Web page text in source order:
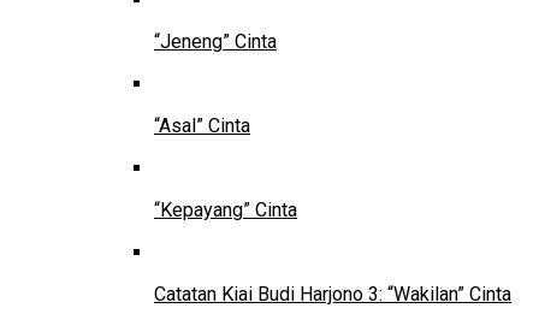
“Jeneng” Cinta
“Asal” Cinta
“Kepayang” Cinta
Catatan Kiai Budi Harjono 3: “Wakilan” Cinta